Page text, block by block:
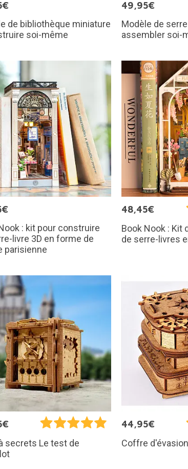
de bibliothèque miniature
soi-même
49,95€
Modèle de
assembler soi-
: kit pour construire
livre 3D en forme de
parisienne
48,45€
Book Nook : Kit
de serre-livres
secrets Le test de
44,95€
Coffre